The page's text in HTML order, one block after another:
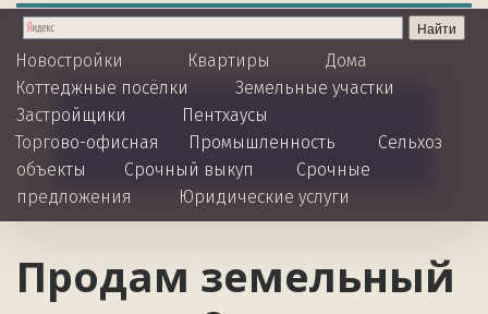
Новостройки Квартиры
Дома
Коттеджные посёлки
Земельные участки
Застройщики
Пентхаусы
Торгово-офисная
Промышленность
Сельхоз
объекты
Срочный выкуп
Срочные
предложения
Юридические услуги
Продам земельный